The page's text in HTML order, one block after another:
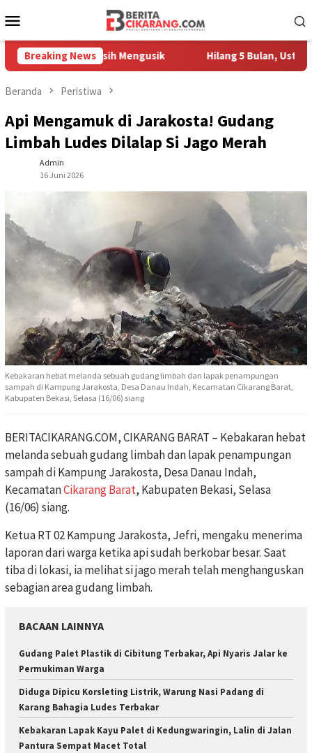
ke
Mobile
Breaking News
Masih Mengusik Hilang 5 Bulan, Ustadz Ujang
Beranda Peristiwa
Api Mengamuk di Jarakosta! Gudang
Limbah Ludes Dilalap Si Jago Merah
Admin
16 Juni 2026
Kebakaran hebat melanda sebuah gudang limbah dan lapak penampungan
sampah di Kampung Jarakosta, Desa Danau Indah, Kecamatan Cikarang Barat,
Kabupaten Bekasi, Selasa (16/06) siang
BERITACIKARANG.COM, CIKARANG BARAT – Kebakaran hebat
melanda sebuah gudang limbah dan lapak penampungan
sampah di Kampung Jarakosta, Desa Danau Indah,
KecamatanCikarang Barat, Kabupaten Bekasi, Selasa
(16/06) siang.
Ketua RT 02 Kampung Jarakosta, Jefri, mengaku menerima
laporan dari warga ketika api sudah berkobar besar. Saat
tiba di lokasi, ia melihat si jago merah telah menghanguskan
sebagian area gudang limbah.
BACAAN LAINNYA
Gudang Palet Plastik di Cibitung Terbakar, Api Nyaris Jalar ke
Permukiman Warga
Diduga Dipicu Korsleting Listrik, Warung Nasi Padang di
Karang Bahagia Ludes Terbakar
Kebakaran Lapak Kayu Palet di Kedungwaringin, Lalin di Jalan
Pantura Sempat Macet Total